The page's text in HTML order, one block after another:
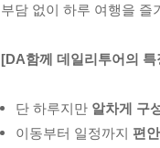
부담 없이 하루 여행을 즐
[DA함께 데일리투어의 특
단 하루지만 알차게 구
이동부터 일정까지 편